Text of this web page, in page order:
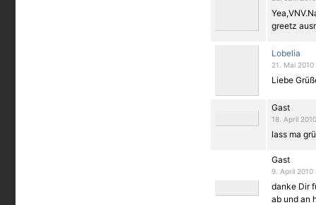
greetz
Lobelia
21. Mai
Liebe
Gast
18. April
lass ma
Gast
9. April 2010
danke Dir
ab und an